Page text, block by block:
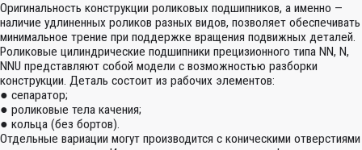
Оригинальность конструкции роликовых подшипников, а именно —
наличие удлиненных роликов разных видов, позволяет обеспечивать
минимальное трение при поддержке вращения подвижных деталей.
Роликовые цилиндрические подшипники прецизионного типа NN, N,
NNU представляют собой модели с возможностью разборки
конструкции. Деталь состоит из рабочих элементов:
● сепаратор;
● роликовые тела качения;
● кольца (без бортов).
Отдельные вариации могут производится с коническими отверстиями